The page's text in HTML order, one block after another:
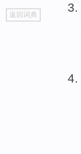
go
top
返回词典